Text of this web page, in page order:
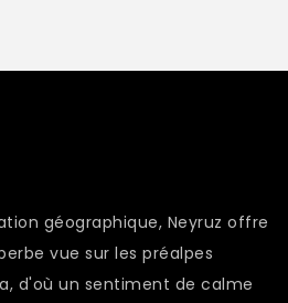
géographique, Neyruz offre
vue sur les préalpes
d'où un sentiment de calme